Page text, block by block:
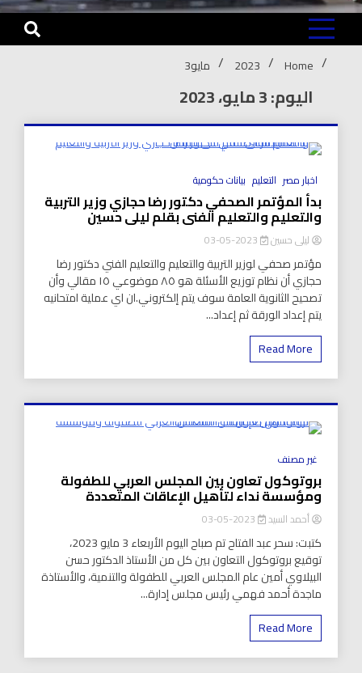
Home
2023 مايو3
اليوم: 3 مايو، 2023
اخبار مصر التعليم بيانات حكومية
بدأ المؤتمر الصحفي دكتور رضا حجازي وزير التربية
والتعليم والتعليم الفنى بقلم ليلى حسين
ليلى حسين
مؤتمر صحفي لوزير التربية والتعليم والتعليم الفني دكتور رضا
حجازي أن نظام توزيع الأسئلة هو ٨٥ موضوعي ١٥ مقالي وأن
تصحيح الثانوية العامة سوف يتم إلكتروني.ان اي عملية امتحانيه
يتم إعداد الورقة ثم إعداد...
Read More
غير مصنف
بروتوكول تعاون بين المجلس العربي للطفولة
ومؤسسة نداء لتأهيل الإعاقات المتعددة
أحمد السيد
كتبت: سحر عبد الفتاح تم صباح اليوم الأربعاء 3 مايو 2023،
توقيع بروتوكول التعاون بين كل من الأستاذ الدكتور حسن
البيلاوي أمين عام المجلس العربي للطفولة والتنمية، والأستاذة
ماجدة أحمد فهمي رئيس مجلس إدارة...
Read More